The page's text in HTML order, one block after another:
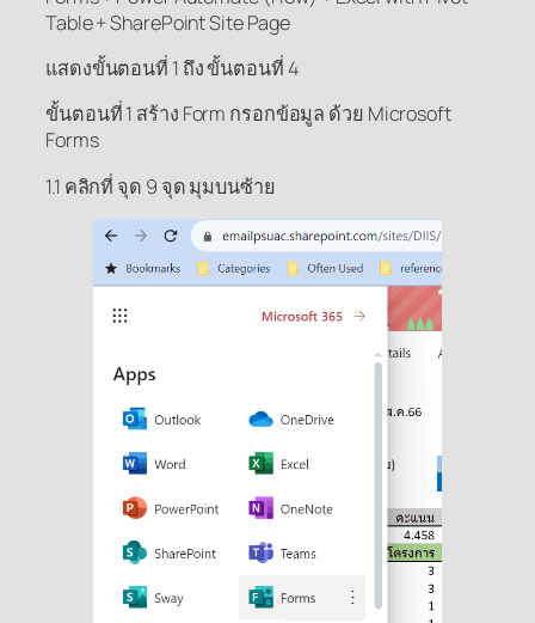
Table + SharePoint Site Page
แสดงขั้นตอนที่ 1 ถึง ขั้นตอนที่ 4
ขั้นตอนที่ 1 สร้าง Form กรอกข้อมูล ด้วย Microsoft
Forms
1.1 คลิกที่ จุด 9 จุด มุมบนซ้าย